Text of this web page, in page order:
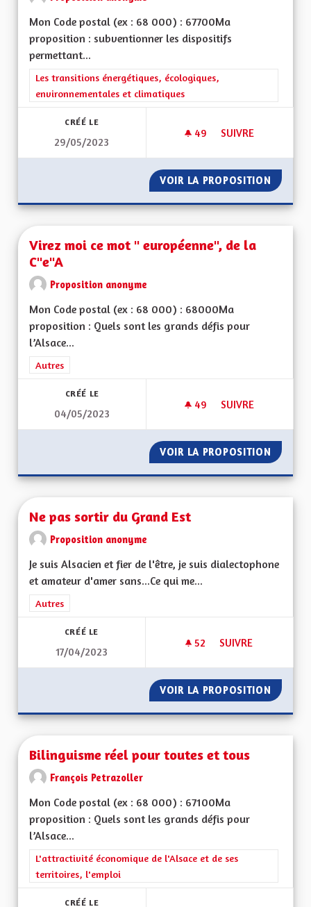
Mon Code postal (ex : 68 000) : 67700Ma
proposition : subventionner les dispositifs
permettant...
Filtrer les résultats de la catégorie : Les transitions
Les transitions énergétiques, écologiques,
environnementales et climatiques
CRÉÉ LE
29/05/2023
49 49 ABONNÉS
SUIVRE
VOIR LA PROPOSITION
Virez moi ce mot " européenne", de la
C"e"A
Proposition anonyme
Mon Code postal (ex : 68 000) : 68000Ma
proposition : Quels sont les grands défis pour
l’Alsace...
Filtrer les résultats de la catégorie : Autres
Autres
CRÉÉ LE
04/05/2023
49 49 ABONNÉS
SUIVRE
VOIR LA PROPOSITION VIREZ
Ne pas sortir du Grand Est
Proposition anonyme
Je suis Alsacien et fier de l'être, je suis dialectophone
et amateur d'amer sans...Ce qui me...
Filtrer les résultats de la catégorie : Autres
Autres
CRÉÉ LE
17/04/2023
52 52 ABONNÉS
SUIVRE
VOIR LA PROPOSITION NE
Bilinguisme réel pour toutes et tous
François Petrazoller
Mon Code postal (ex : 68 000) : 67100Ma
proposition : Quels sont les grands défis pour
l’Alsace...
Filtrer les résultats de la catégorie : L'attractivité
L'attractivité économique de l'Alsace et de ses
territoires, l'emploi
CRÉÉ LE